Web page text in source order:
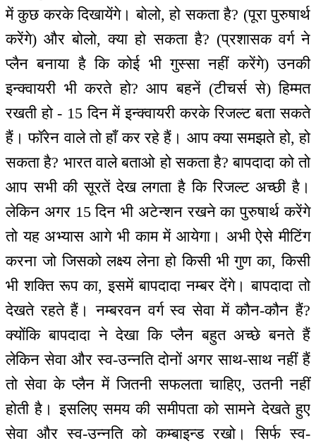
में कुछ करके दिखायेंगे। बोलो, हो सकता है? (पूरा पुरुषार्थ
करेंगे) और बोलो, क्या हो सकता है? (प्रशासक वर्ग ने
प्लैन बनाया है कि कोई भी गुस्सा नहीं करेंगे) उनकी
इन्क्वायरी भी करते हो? आप बहनें (टीचर्स से) हिम्मत
रखती हो - 15 दिन में इन्क्वायरी करके रिजल्ट बता सकते
हैं। फॉरेन वाले तो हाँ कर रहे हैं। आप क्या समझते हो, हो
सकता है? भारत वाले बताओ हो सकता है? बापदादा को तो
आप सभी की सूरतें देख लगता है कि रिजल्ट अच्छी है।
लेकिन अगर 15 दिन भी अटेन्शन रखने का पुरुषार्थ करेंगे
तो यह अभ्यास आगे भी काम में आयेगा। अभी ऐसे मीटिंग
करना जो जिसको लक्ष्य लेना हो किसी भी गुण का, किसी
भी शक्ति रूप का, इसमें बापदादा नम्बर देंगे। बापदादा तो
देखते रहते हैं। नम्बरवन वर्ग स्व सेवा में कौन-कौन हैं?
क्योंकि बापदादा ने देखा कि प्लैन बहुत अच्छे बनते हैं
लेकिन सेवा और स्व-उन्नति दोनों अगर साथ-साथ नहीं हैं
तो सेवा के प्लैन में जितनी सफलता चाहिए, उतनी नहीं
होती है। इसलिए समय की समीपता को सामने देखते हुए
सेवा और स्व-उन्नति को कम्बाइन्ड रखो। सिर्फ स्व-